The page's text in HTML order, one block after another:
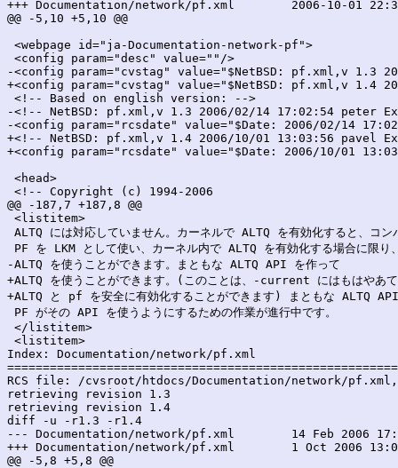
+++ Documentation/network/pf.xml	2006-10-01 22:39:06.000000000 +0900
@@ -5,10 +5,10 @@
<webpage id="ja-Documentation-network-pf">
<config param="desc" value=""/>
-<config param="cvstag" value="$NetBSD: pf.xml,v 1.3
+<config param="cvstag" value="$NetBSD: pf.xml,v 1.4
<!-- Based on english version: -->
-<!-- NetBSD: pf.xml,v 1.3 2006/02/14 17:02:54 peter
-<config param="rcsdate" value="$Date: 2006/02/14
+<!-- NetBSD: pf.xml,v 1.4 2006/10/01 13:03:56 pavel
+<config param="rcsdate" value="$Date: 2006/10/01
<head>
<!-- Copyright (c) 1994-2006
@@ -187,7 +187,8 @@
<listitem>
ALTQ には対応していません。カーネルで ALTQ を有効化すると、コン
PF を LKM として使い、カーネル内で ALTQ を有効化する場合に限り
-ALTQ を使うことができます。まともな ALTQ API を作って
+ALTQ を使うことができます。(このことは、-current にはもはやあて
+ALTQ と pf を安全に有効化することができます) まともな ALTQ
PF がその API を使うようにするための作業が進行中です。
</listitem>
<listitem>
Index: Documentation/network/pf.xml
RCS file: /cvsroot/htdocs/Documentation/network/
retrieving revision 1.3
retrieving revision 1.4
diff -u -r1.3 -r1.4
--- Documentation/network/pf.xml	14 Feb 2006 17:02:54 -0000	1.3
+++ Documentation/network/pf.xml	1 Oct 2006 13:03:56 -0000	1.4
@@ -5,8 +5,8 @@